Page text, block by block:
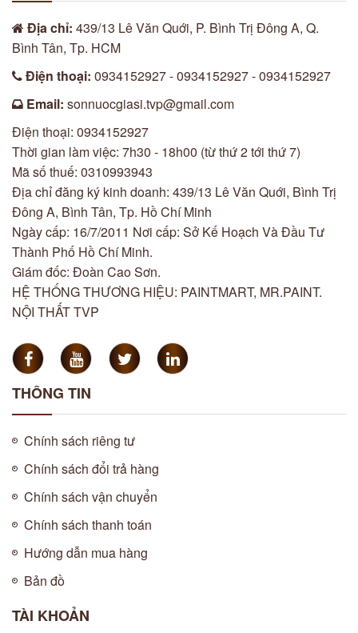
Địa chỉ: 439/13 Lê Văn Quới, P. Bình Trị Đông A, Q.
Bình Tân, Tp. HCM
Điện thoại: 0934152927 - 0934152927 - 0934152927
Email: sonnuocgiasi.tvp@gmail.com
Điện thoại: 0934152927
Thời gian làm việc: 7h30 - 18h00 (từ thứ 2 tới thứ 7)
Mã số thuế: 0310993943
Địa chỉ đăng ký kinh doanh: 439/13 Lê Văn Quới, Bình Trị
Đông A, Bình Tân, Tp. Hồ Chí Minh
Ngày cấp: 16/7/2011 Nơi cấp: Sở Kế Hoạch Và Đầu Tư
Thành Phố Hồ Chí Minh.
Giám đốc: Đoàn Cao Sơn.
HỆ THỐNG THƯƠNG HIỆU: PAINTMART, MR.PAINT.
NỘI THẤT TVP
THÔNG TIN
Chính sách riêng tư
Chính sách đổi trả hàng
Chính sách vận chuyển
Chính sách thanh toán
Hướng dẫn mua hàng
Bản đồ
TÀI KHOẢN